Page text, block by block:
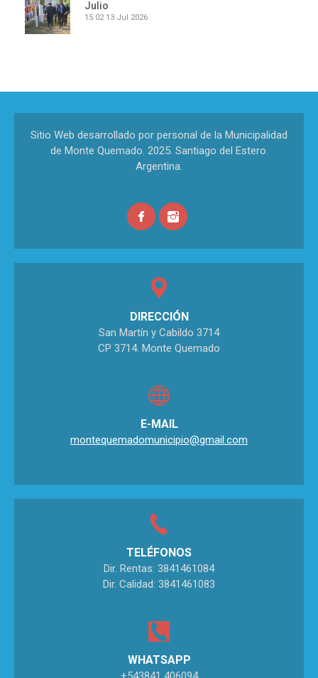
Julio
15:02 13 Jul 2026
Sitio Web desarrollado por personal de la Municipalidad
de Monte Quemado. 2025. Santiago del Estero.
Argentina.
DIRECCIÓN
San Martín y Cabildo 3714
CP 3714. Monte Quemado
E-MAIL
montequemadomunicipio@gmail.com
TELÉFONOS
Dir. Rentas: 3841461084
Dir. Calidad: 3841461083
WHATSAPP